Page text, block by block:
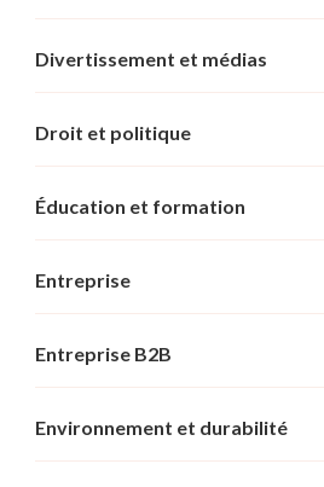
Divertissement et médias
Droit et politique
Éducation et formation
Entreprise
Entreprise B2B
Environnement et durabilité